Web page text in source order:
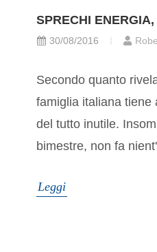
SPRECHI
30/08/2016
Secondo quanto
famiglia italiana tiene
del tutto inutile.
bimestre, non fa
Leggi